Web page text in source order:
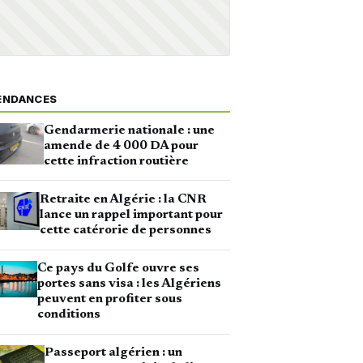
Gendarmerie nationale : une
amende de 4 000 DA pour
cette infraction routière
Retraite en Algérie : la CNR
lance un rappel important pour
cette catérorie de personnes
Ce pays du Golfe ouvre ses
portes sans visa : les Algériens
peuvent en profiter sous
conditions
Passeport algérien : un